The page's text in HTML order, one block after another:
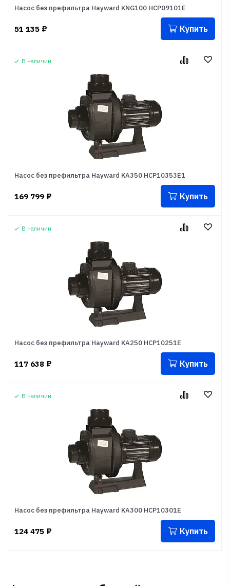
Насос без префильтра Hayward KNG100 HCP09101E
51 135 ₽ Купить
В наличии
Насос без префильтра Hayward KA350 HCP10353E1
169 799 ₽ Купить
В наличии
Насос без префильтра Hayward KA250 HCP10251E
117 638 ₽ Купить
В наличии
Насос без префильтра Hayward KA300 HCP10301E
124 475 ₽ Купить